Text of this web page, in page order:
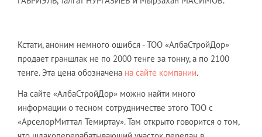
Кстати, аноним немного ошибся - ТОО «АлбаСтройДор»
продает граншлак не по 2000 тенге за тонну, а по 2100
тенге. Эта цена обозначена на сайте компании.
На сайте «АлбаСтройДор» можно найти много
информации о тесном сотрудничестве этого ТОО с
«АрселорМиттал Темиртау». Там открыто говорится о том,